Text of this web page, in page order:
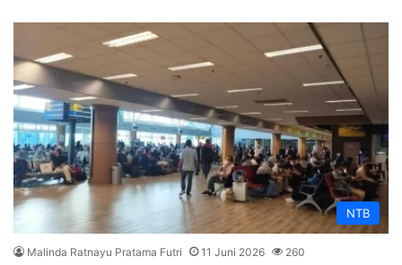
NTB
Malinda Ratnayu Pratama Futri 11 Juni 2026 260